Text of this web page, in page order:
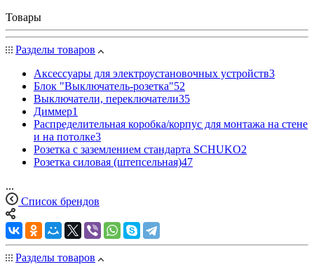
Товары
Разделы товаров
Аксессуары для электроустановочных устройств3
Блок "Выключатель-розетка"52
Выключатели, переключатели35
Диммер1
Распределительная коробка/корпус для монтажа на стене
и на потолке3
Розетка с заземлением стандарта SCHUKO2
Розетка силовая (штепсельная)47
...
Список брендов
Разделы товаров